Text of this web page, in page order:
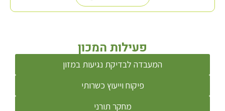
פעילות המכון
המעבדה לבדיקת נגיעות במזון
פיקוח וייעוץ כשרותי
מחקר תורני